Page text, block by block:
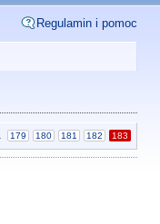
Regulamin i pomoc
179 180 181 182 183